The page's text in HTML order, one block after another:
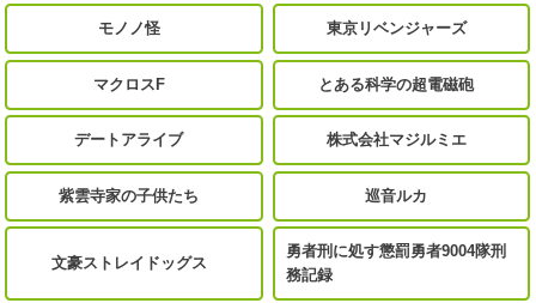
モノノ怪 東京リベンジャーズ
マクロスF とある科学の超電磁砲
デートアライブ 株式会社マジルミエ
紫雲寺家の子供たち 巡音ルカ
文豪ストレイドッグス
勇者刑に処す懲罰勇者9004隊刑
務記録